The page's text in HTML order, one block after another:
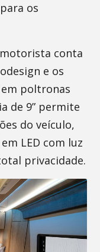
os
conta
e os
poltronas
de 9” permite
do veículo,
LED com luz
privacidade.